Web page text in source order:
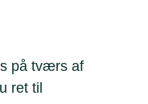
på tværs af
ret til